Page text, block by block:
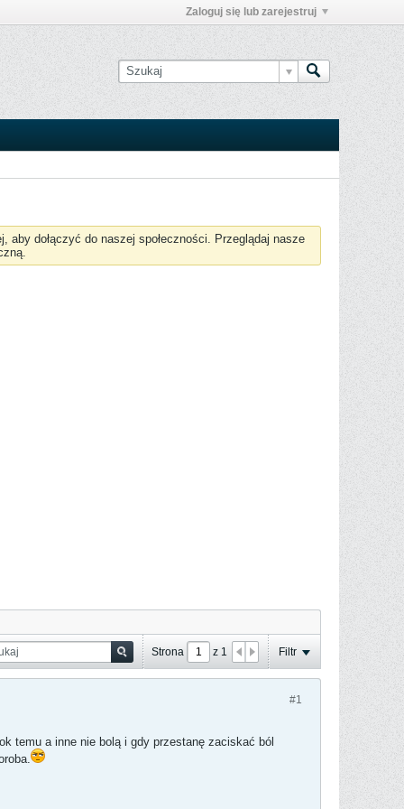
Zaloguj się lub zarejestruj
dołączyć do naszej społeczności. Przeglądaj nasze
Strona z 1 Filtr
#1
temu a inne nie bolą i gdy przestanę zaciskać ból